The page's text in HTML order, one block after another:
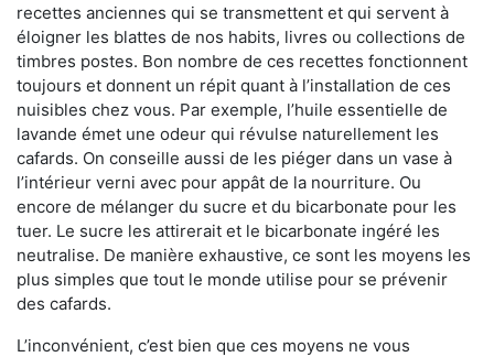
recettes anciennes qui se transmettent et qui servent à
éloigner les blattes de nos habits, livres ou collections de
timbres postes. Bon nombre de ces recettes fonctionnent
toujours et donnent un répit quant à l’installation de ces
nuisibles chez vous. Par exemple, l’huile essentielle de
lavande émet une odeur qui révulse naturellement les
cafards. On conseille aussi de les piéger dans un vase à
l’intérieur verni avec pour appât de la nourriture. Ou
encore de mélanger du sucre et du bicarbonate pour les
tuer. Le sucre les attirerait et le bicarbonate ingéré les
neutralise. De manière exhaustive, ce sont les moyens les
plus simples que tout le monde utilise pour se prévenir
des cafards.
L’inconvénient, c’est bien que ces moyens ne vous